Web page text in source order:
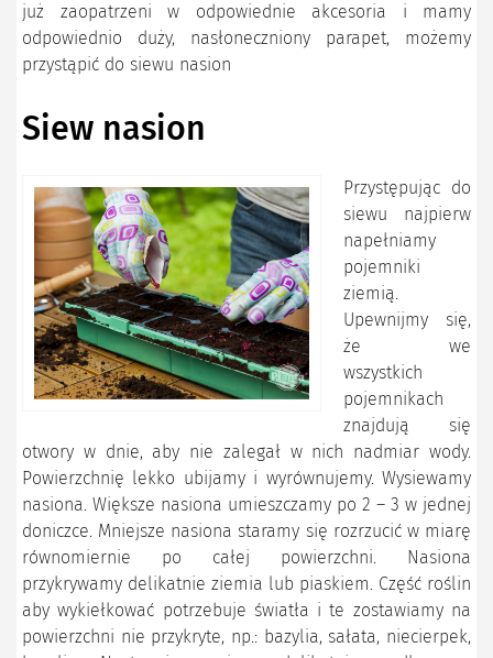
już zaopatrzeni w odpowiednie akcesoria i mamy
odpowiednio duży, nasłoneczniony parapet, możemy
przystąpić do siewu nasion
Siew nasion
Przystępując do
siewu najpierw
napełniamy
pojemniki
ziemią.
Upewnijmy się,
że we
wszystkich
pojemnikach
znajdują się
otwory w dnie, aby nie zalegał w nich nadmiar wody.
Powierzchnię lekko ubijamy i wyrównujemy. Wysiewamy
nasiona. Większe nasiona umieszczamy po 2 – 3 w jednej
doniczce. Mniejsze nasiona staramy się rozrzucić w miarę
równomiernie po całej powierzchni. Nasiona
przykrywamy delikatnie ziemia lub piaskiem. Część roślin
aby wykiełkować potrzebuje światła i te zostawiamy na
powierzchni nie przykryte, np.: bazylia, sałata, niecierpek,